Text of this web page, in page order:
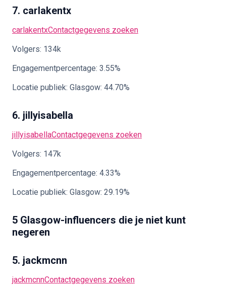
7. carlakentx
carlakentxContactgegevens zoeken
Volgers: 134k
Engagementpercentage: 3.55%
Locatie publiek: Glasgow: 44.70%
6. jillyisabella
jillyisabellaContactgegevens zoeken
Volgers: 147k
Engagementpercentage: 4.33%
Locatie publiek: Glasgow: 29.19%
5 Glasgow-influencers die je niet kunt
negeren
5. jackmcnn
jackmcnnContactgegevens zoeken